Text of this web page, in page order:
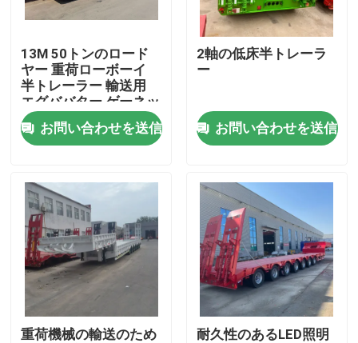
工場旅行
品質管理
接触米国
引用を要求しなさい
中古ダンプトラック
使用されたダンプカー トラック
13M 50トンのロード
ヤー 重荷ローボーイ
半トレーラー 輸送用
エグババター ゲーネッ
ク 3軸 下床
お問い合わせを送信
2軸の低床半トレーラ
ー
お問い合わせを送信
重荷機械の輸送のため
耐久性のあるLED照明